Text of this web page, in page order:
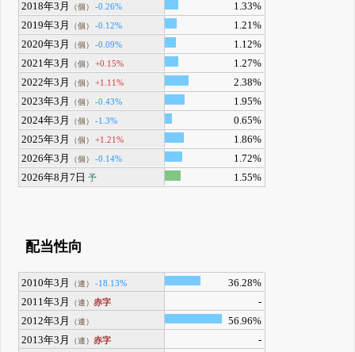
2018年3月
（個） -0.26%
1.33%
2019年3月
（個） -0.12%
1.21%
2020年3月
（個） -0.09%
1.12%
2021年3月
（個） +0.15%
1.27%
2022年3月
（個） +1.11%
2.38%
2023年3月
（個） -0.43%
1.95%
2024年3月
（個） -1.3%
0.65%
2025年3月
（個） +1.21%
1.86%
2026年3月
（個） -0.14%
1.72%
2026年8月7日 予 1.55%
配当性向
2010年3月 （連） -18.13%
36.28%
2011年3月
（連）赤字
-
2012年3月
（連）
56.96%
2013年3月
（連）赤字
-